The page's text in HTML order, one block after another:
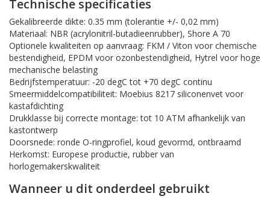
Technische specificaties
Gekalibreerde dikte: 0.35 mm (tolerantie +/- 0,02 mm)
Materiaal: NBR (acrylonitril-butadieenrubber), Shore A 70
Optionele kwaliteiten op aanvraag: FKM / Viton voor chemische
bestendigheid, EPDM voor ozonbestendigheid, Hytrel voor hoge
mechanische belasting
Bedrijfstemperatuur: -20 degC tot +70 degC continu
Smeermiddelcompatibiliteit: Moebius 8217 siliconenvet voor
kastafdichting
Drukklasse bij correcte montage: tot 10 ATM afhankelijk van
kastontwerp
Doorsnede: ronde O-ringprofiel, koud gevormd, ontbraamd
Herkomst: Europese productie, rubber van
horlogemakerskwaliteit
Wanneer u dit onderdeel gebruikt